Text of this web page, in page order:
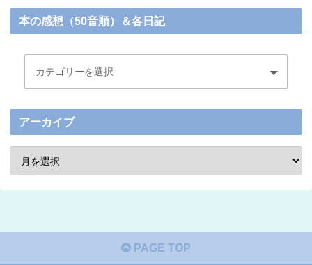
本の感想（50音順）＆各日記
アーカイブ
PAGE TOP